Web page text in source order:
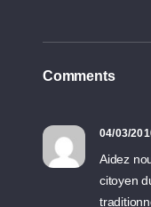
Comments
04/03/
Aidez
citoyen